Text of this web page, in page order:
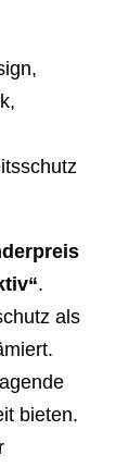
.
als
bieten.